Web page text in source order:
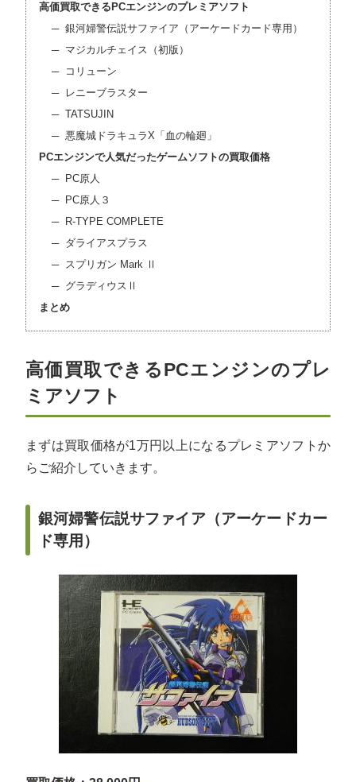
高価買取できるPCエンジンのプレミアソフト
銀河婦警伝説サファイア（アーケードカード専用）
マジカルチェイス（初版）
コリューン
レニーブラスター
TATSUJIN
悪魔城ドラキュラX「血の輪廻」
PCエンジンで人気だったゲームソフトの買取価格
PC原人
PC原人３
R-TYPE COMPLETE
ダライアスプラス
スプリガン Mark Ⅱ
グラディウスⅡ
まとめ
高価買取できるPCエンジンのプレ
ミアソフト
まずは買取価格が1万円以上になるプレミアソフトか
らご紹介していきます。
銀河婦警伝説サファイア（アーケードカー
ド専用）